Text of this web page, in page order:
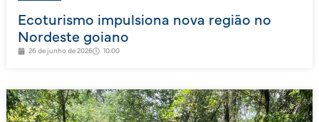
Ecoturismo impulsiona nova região no
Nordeste goiano
26 de junho de 2026 10:00